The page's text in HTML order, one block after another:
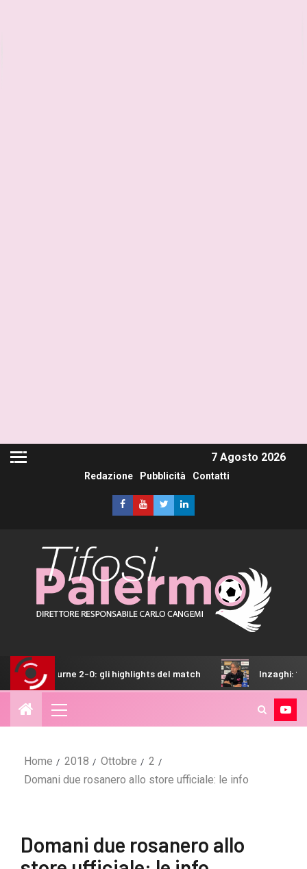
7 Agosto 2026
Redazione Pubblicità Contatti
2-0: gli highlights del match Inzaghi: “Contenti di aver
Home 2018 Ottobre
2
Domani due rosanero allo store ufficiale: le info
Domani due rosanero allo